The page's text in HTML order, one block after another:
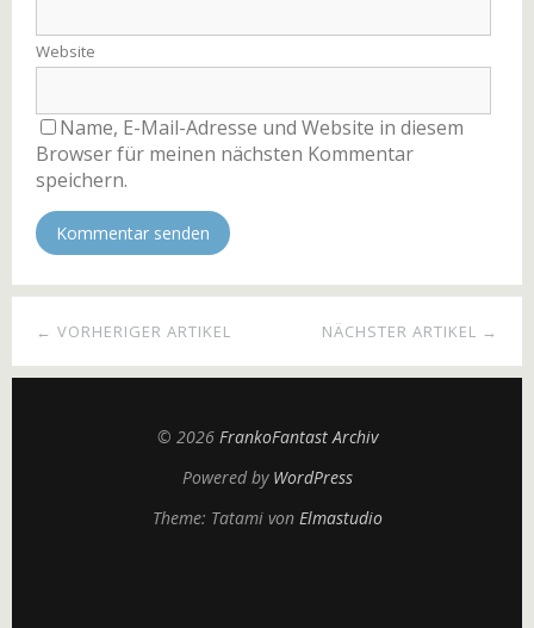
Website
Name, E-Mail-Adresse und Website in diesem
Browser für meinen nächsten Kommentar
speichern.
NÄCHSTER ARTIKEL →
← VORHERIGER ARTIKEL
© 2026 FrankoFantast Archiv
Powered by WordPress
Theme: Tatami von Elmastudio